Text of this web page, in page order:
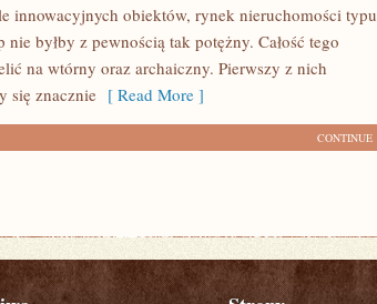
innowacyjnych obiektów, rynek nieruchomości typu
byłby z pewnością tak potężny. Całość tego
na wtórny oraz archaiczny. Pierwszy z nich
się znacznie [ Read More ]
CONTINUE